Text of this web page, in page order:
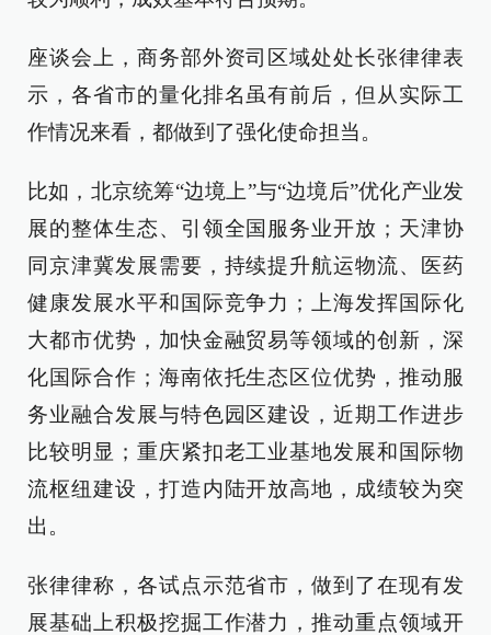
座谈会上，商务部外资司区域处处长张律律表
示，各省市的量化排名虽有前后，但从实际工
作情况来看，都做到了强化使命担当。
比如，北京统筹“边境上”与“边境后”优化产业发
展的整体生态、引领全国服务业开放；天津协
同京津冀发展需要，持续提升航运物流、医药
健康发展水平和国际竞争力；上海发挥国际化
大都市优势，加快金融贸易等领域的创新，深
化国际合作；海南依托生态区位优势，推动服
务业融合发展与特色园区建设，近期工作进步
比较明显；重庆紧扣老工业基地发展和国际物
流枢纽建设，打造内陆开放高地，成绩较为突
出。
张律律称，各试点示范省市，做到了在现有发
展基础上积极挖掘工作潜力，推动重点领域开